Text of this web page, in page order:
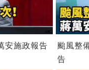
安施政報告
颱風整
告